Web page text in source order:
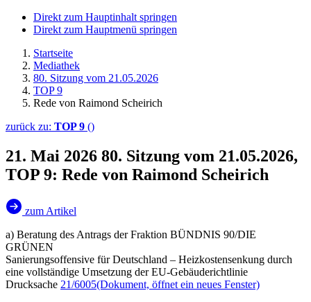
Direkt zum Hauptinhalt springen
Direkt zum Hauptmenü springen
Startseite
Mediathek
80. Sitzung vom 21.05.2026
TOP 9
Rede von Raimond Scheirich
zurück zu: TOP 9 ()
21. Mai 2026 80. Sitzung vom 21.05.2026,
TOP 9: Rede von Raimond Scheirich
zum Artikel
a) Beratung des Antrags der Fraktion BÜNDNIS 90/DIE
GRÜNEN
Sanierungsoffensive für Deutschland – Heizkostensenkung durch
eine vollständige Umsetzung der EU-Gebäuderichtlinie
Drucksache 21/6005(Dokument, öffnet ein neues Fenster)